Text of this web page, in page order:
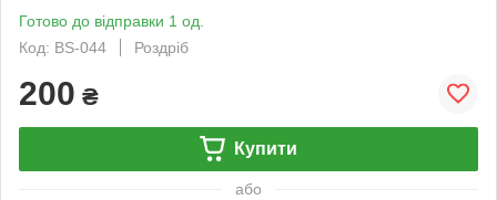
Готово до відправки 1 од.
Код: BS-044
Роздріб
200 ₴
Купити
або